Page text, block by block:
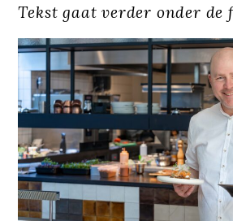
Tekst gaat verder onder de